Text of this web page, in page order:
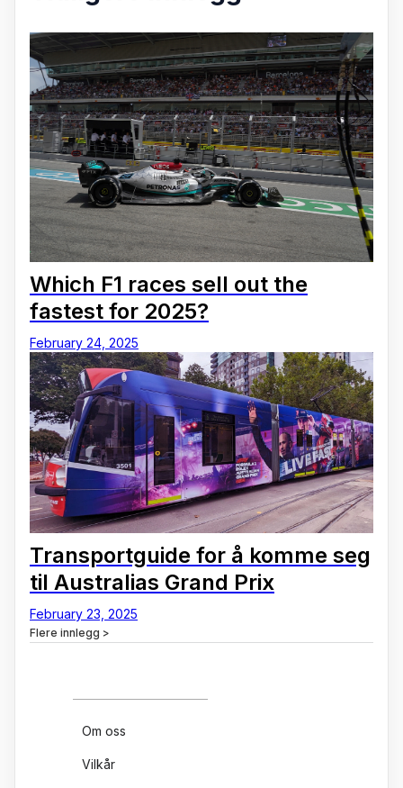
Which F1 races sell out the
fastest for 2025?
February 24, 2025
Transportguide for å komme seg
til Australias Grand Prix
February 23, 2025
Flere innlegg >
Om oss
Vilkår